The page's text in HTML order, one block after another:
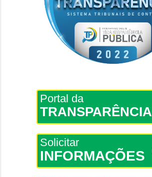
Portal da
TRANSPARÊNCIA
Solicitar
INFORMAÇÕES